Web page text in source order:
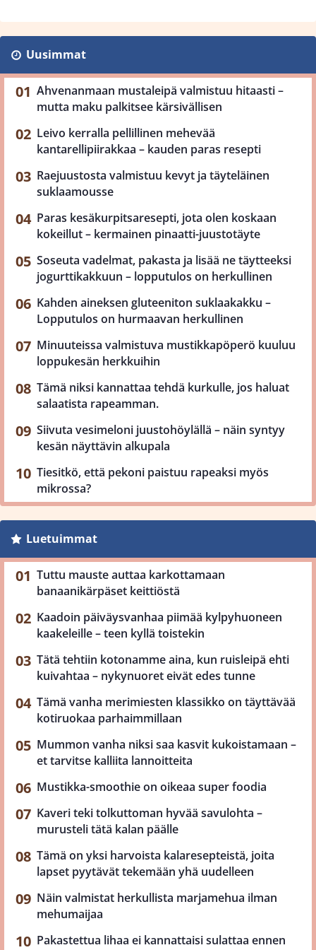
Uusimmat
Ahvenanmaan mustaleipä valmistuu hitaasti –
mutta maku palkitsee kärsivällisen
Leivo kerralla pellillinen mehevää
kantarellipiirakkaa – kauden paras resepti
Raejuustosta valmistuu kevyt ja täyteläinen
suklaamousse
Paras kesäkurpitsaresepti, jota olen koskaan
kokeillut – kermainen pinaatti-juustotäyte
Soseuta vadelmat, pakasta ja lisää ne täytteeksi
jogurttikakkuun – lopputulos on herkullinen
Kahden aineksen gluteeniton suklaakakku –
Lopputulos on hurmaavan herkullinen
Minuuteissa valmistuva mustikkapöperö kuuluu
loppukesän herkkuihin
Tämä niksi kannattaa tehdä kurkulle, jos haluat
salaatista rapeamman.
Siivuta vesimeloni juustohöylällä – näin syntyy
kesän näyttävin alkupala
Tiesitkö, että pekoni paistuu rapeaksi myös
mikrossa?
Luetuimmat
Tuttu mauste auttaa karkottamaan
banaanikärpäset keittiöstä
Kaadoin päiväysvanhaa piimää kylpyhuoneen
kaakeleille – teen kyllä toistekin
Tätä tehtiin kotonamme aina, kun ruisleipä ehti
kuivahtaa – nykynuoret eivät edes tunne
Tämä vanha merimiesten klassikko on täyttävää
kotiruokaa parhaimmillaan
Mummon vanha niksi saa kasvit kukoistamaan –
et tarvitse kalliita lannoitteita
Mustikka-smoothie on oikeaa super foodia
Kaveri teki tolkuttoman hyvää savulohta –
murusteli tätä kalan päälle
Tämä on yksi harvoista kalaresepteistä, joita
lapset pyytävät tekemään yhä uudelleen
Näin valmistat herkullista marjamehua ilman
mehumaijaa
Pakastettua lihaa ei kannattaisi sulattaa ennen